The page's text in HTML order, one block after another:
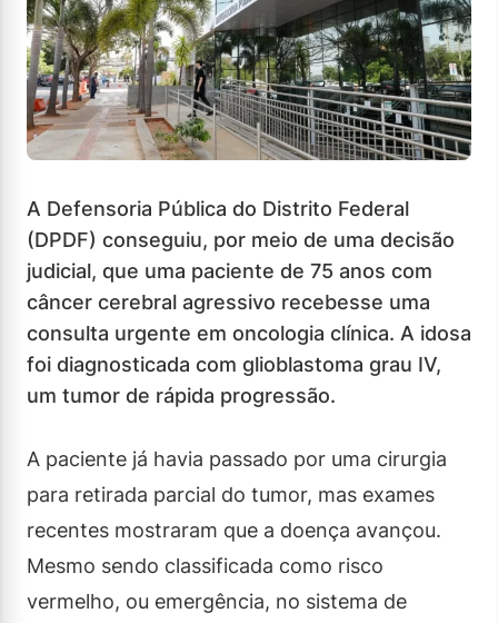
A Defensoria Pública do Distrito Federal
(DPDF) conseguiu, por meio de uma decisão
judicial, que uma paciente de 75 anos com
câncer cerebral agressivo recebesse uma
consulta urgente em oncologia clínica. A idosa
foi diagnosticada com glioblastoma grau IV,
um tumor de rápida progressão.
A paciente já havia passado por uma cirurgia
para retirada parcial do tumor, mas exames
recentes mostraram que a doença avançou.
Mesmo sendo classificada como risco
vermelho, ou emergência, no sistema de